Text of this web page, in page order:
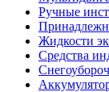
Ручные
Жидкости
Средства